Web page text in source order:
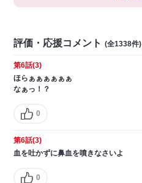
評価・応援コメント (全1338件)
第6話(3)
ほらぁぁぁぁぁぁ
なぁっ！？
0
第6話(3)
血を吐かずに鼻血を噴きなさいよ
0